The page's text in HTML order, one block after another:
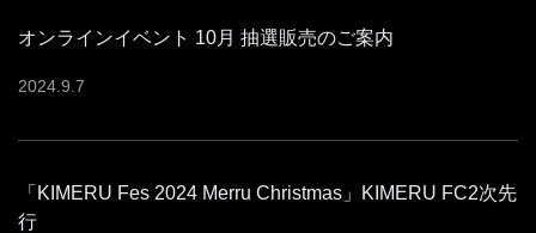
オンラインイベント 10月 抽選販売のご案内
2024 9 7
「KIMERU Fes 2024 Merru Christmas」KIMERU FC2次先
行